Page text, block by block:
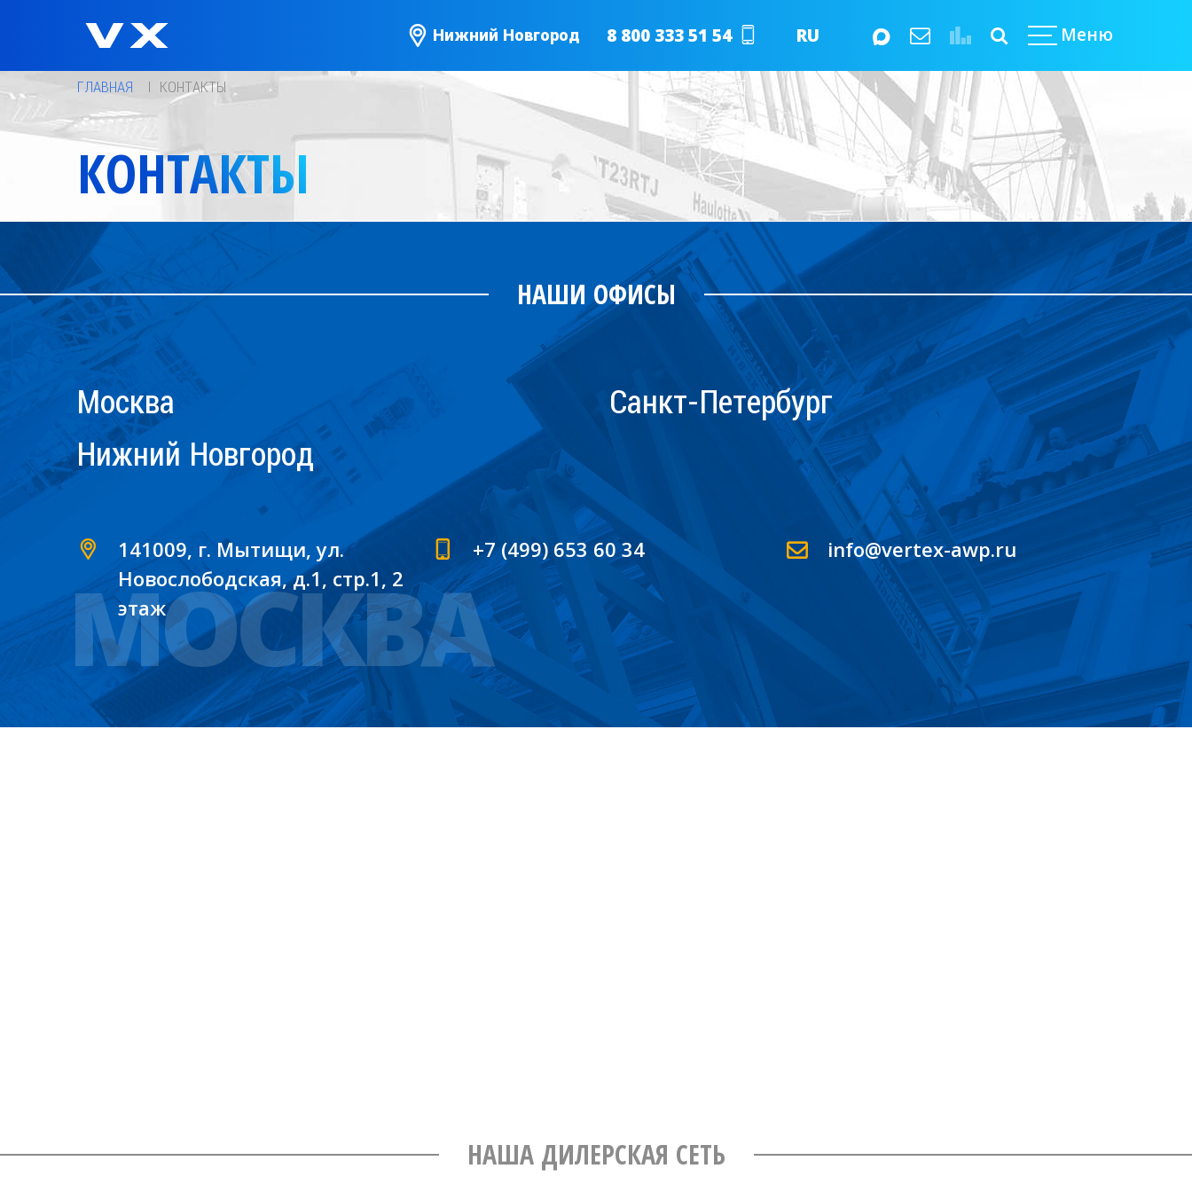
Нижний Новгород 8 800 333 51 54
RU
EN
Меню
ГЛАВНАЯ КОНТАКТЫ
КОНТАКТЫ
НАШИ ОФИСЫ
Москва
Санкт-Петербург
Нижний Новгород
МОСКВА
141009, г. Мытищи, ул.
Новослободская, д.1, стр.1, 2
этаж
+7 (499) 653 60 34 info@vertex-awp.ru
НАША ДИЛЕРСКАЯ СЕТЬ